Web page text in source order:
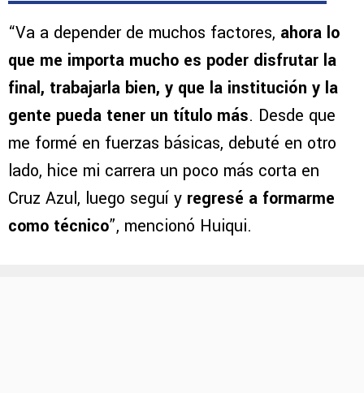
“Va a depender de muchos factores, ahora lo
que me importa mucho es poder disfrutar la
final, trabajarla bien, y que la institución y la
gente pueda tener un título más. Desde que
me formé en fuerzas básicas, debuté en otro
lado, hice mi carrera un poco más corta en
Cruz Azul, luego seguí y regresé a formarme
como técnico”, mencionó Huiqui.